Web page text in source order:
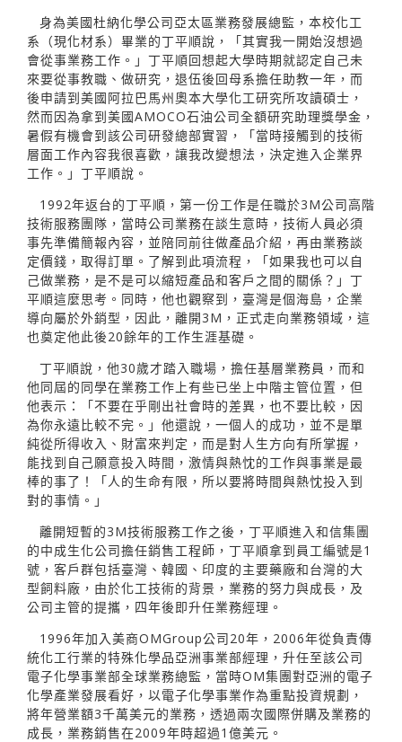
身為美國杜納化學公司亞太區業務發展總監，本校化工
系（現化材系）畢業的丁平順說，「其實我一開始沒想過
會從事業務工作。」丁平順回想起大學時期就認定自己未
來要從事教職、做研究，退伍後回母系擔任助教一年，而
後申請到美國阿拉巴馬州奧本大學化工研究所攻讀碩士，
然而因為拿到美國AMOCO石油公司全額研究助理獎學金，
暑假有機會到該公司研發總部實習，「當時接觸到的技術
層面工作內容我很喜歡，讓我改變想法，決定進入企業界
工作。」丁平順說。
1992年返台的丁平順，第一份工作是任職於3M公司高階
技術服務團隊，當時公司業務在談生意時，技術人員必須
事先準備簡報內容，並陪同前往做產品介紹，再由業務談
定價錢，取得訂單。了解到此項流程，「如果我也可以自
己做業務，是不是可以縮短產品和客戶之間的關係？」丁
平順這麼思考。同時，他也觀察到，臺灣是個海島，企業
導向屬於外銷型，因此，離開3M，正式走向業務領域，這
也奠定他此後20餘年的工作生涯基礎。
丁平順說，他30歲才踏入職場，擔任基層業務員，而和
他同屆的同學在業務工作上有些已坐上中階主管位置，但
他表示：「不要在乎剛出社會時的差異，也不要比較，因
為你永遠比較不完。」他還說，一個人的成功，並不是單
純從所得收入、財富來判定，而是對人生方向有所掌握，
能找到自己願意投入時間，激情與熱忱的工作與事業是最
棒的事了！「人的生命有限，所以要將時間與熱忱投入到
對的事情。」
離開短暫的3M技術服務工作之後，丁平順進入和信集團
的中成生化公司擔任銷售工程師，丁平順拿到員工編號是1
號，客戶群包括臺灣、韓國、印度的主要藥廠和台灣的大
型飼料廠，由於化工技術的背景，業務的努力與成長，及
公司主管的提攜，四年後即升任業務經理。
1996年加入美商OMGroup公司20年，2006年從負責傳
統化工行業的特殊化學品亞洲事業部經理，升任至該公司
電子化學事業部全球業務總監，當時OM集團對亞洲的電子
化學產業發展看好，以電子化學事業作為重點投資規劃，
將年營業額3千萬美元的業務，透過兩次國際併購及業務的
成長，業務銷售在2009年時超過1億美元。